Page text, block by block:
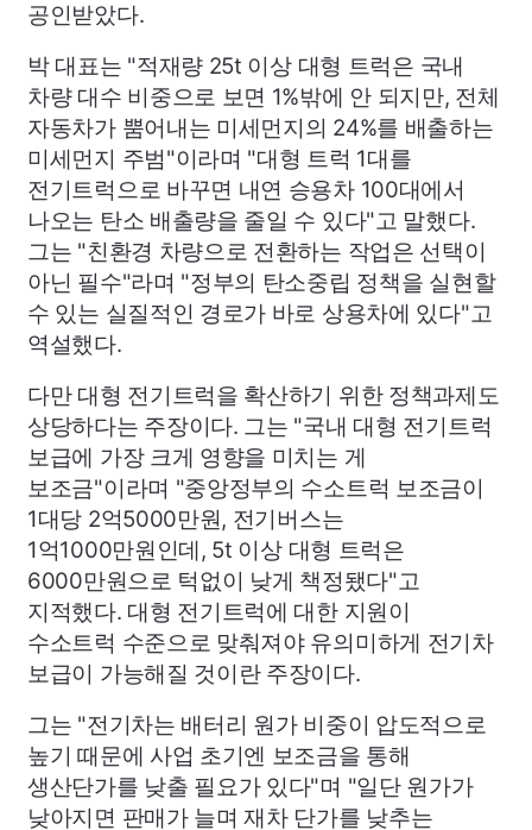
공인받았다.
박 대표는 "적재량 25t 이상 대형 트럭은 국내
차량 대수 비중으로 보면 1%밖에 안 되지만, 전체
자동차가 뿜어내는 미세먼지의 24%를 배출하는
미세먼지 주범"이라며 "대형 트럭 1대를
전기트럭으로 바꾸면 내연 승용차 100대에서
나오는 탄소 배출량을 줄일 수 있다"고 말했다.
그는 "친환경 차량으로 전환하는 작업은 선택이
아닌 필수"라며 "정부의 탄소중립 정책을 실현할
수 있는 실질적인 경로가 바로 상용차에 있다"고
역설했다.
다만 대형 전기트럭을 확산하기 위한 정책과제도
상당하다는 주장이다. 그는 "국내 대형 전기트럭
보급에 가장 크게 영향을 미치는 게
보조금"이라며 "중앙정부의 수소트럭 보조금이
1대당 2억5000만원, 전기버스는
1억1000만원인데, 5t 이상 대형 트럭은
6000만원으로 턱없이 낮게 책정됐다"고
지적했다. 대형 전기트럭에 대한 지원이
수소트럭 수준으로 맞춰져야 유의미하게 전기차
보급이 가능해질 것이란 주장이다.
그는 "전기차는 배터리 원가 비중이 압도적으로
높기 때문에 사업 초기엔 보조금을 통해
생산단가를 낮출 필요가 있다"며 "일단 원가가
낮아지면 판매가 늘며 재차 단가를 낮추는